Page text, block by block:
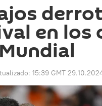
en los
15:39 GMT